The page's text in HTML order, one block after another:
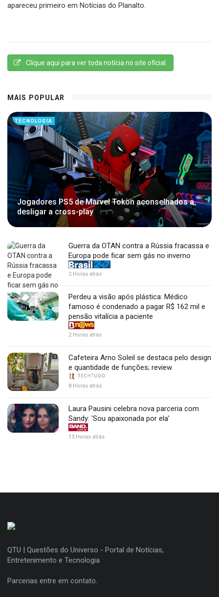
apareceu primeiro em Notícias do Planalto.
Clique aqui para ver toda notícia no site oficial.
MAIS POPULAR
TECNOLOGIA
Jogadores PS5 de Marvel Tokon aconselhados a
desligar a cross-play
Guerra da OTAN contra a Rússia fracassa e
Europa pode ficar sem gás no inverno
2 Horas atrás
Perdeu a visão após plástica: Médico
famoso é condenado a pagar R$ 162 mil e
pensão vitalícia a paciente
2 Horas atrás
Cafeteira Arno Soleil se destaca pelo design
e quantidade de funções; review
8 Horas atrás
Laura Pausini celebra nova parceria com
Sandy: 'Sou apaixonada por ela’
13 Horas atrás
QTU | Questões do Universo - Portal de Notícias,
Entretenimento e Tecnologia
Parcerias entre em contato.